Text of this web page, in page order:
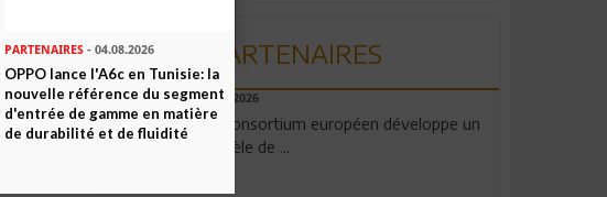
Envoyer
PARTENAIRES
06.08.2026
Un consortium européen développe un
modèle de ...
PARTENAIRES- 04.08.2026
OPPO lance l'A6c en Tunisie: la
nouvelle référence du segment
d'entrée de gamme en matière
de durabilité et de fluidité